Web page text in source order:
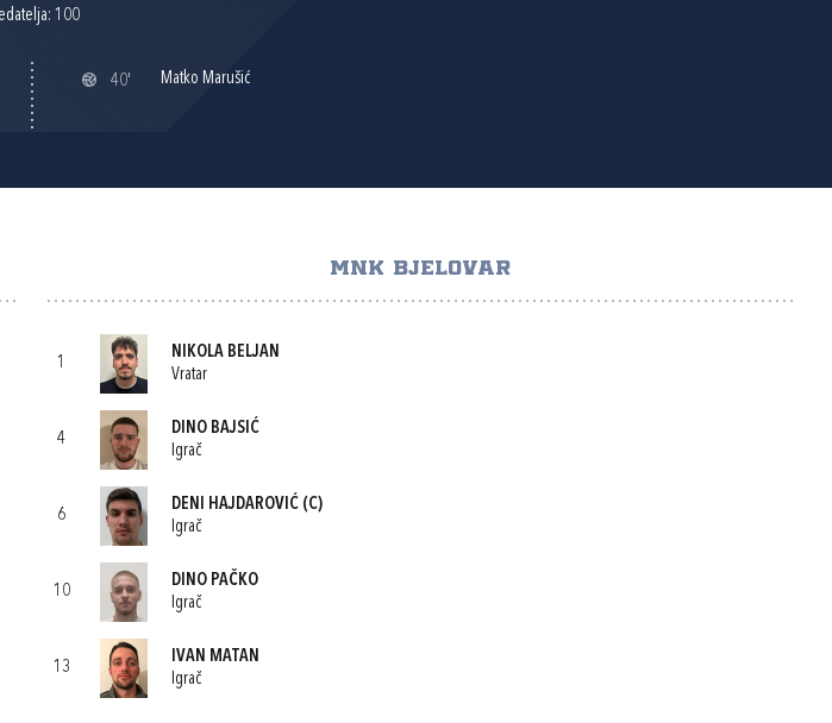
100
40' Matko Marušić
MNK BJELOVAR
1
NIKOLA BELJAN
Vratar
4
DINO BAJSIĆ
Igrač
6
DENI HAJDAROVIĆ(C)
Igrač
10
DINO PAČKO
Igrač
13
IVAN MATAN
Igrač